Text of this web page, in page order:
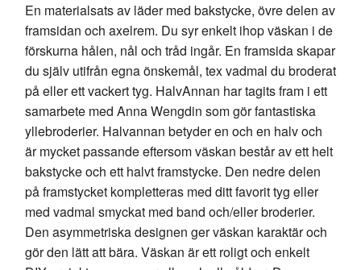
En materialsats av läder med bakstycke, övre delen av
framsidan och axelrem. Du syr enkelt ihop väskan i de
förskurna hålen, nål och tråd ingår. En framsida skapar
du själv utifrån egna önskemål, tex vadmal du broderat
på eller ett vackert tyg. HalvAnnan har tagits fram i ett
samarbete med Anna Wengdin som gör fantastiska
yllebroderier. Halvannan betyder en och en halv och
är mycket passande eftersom väskan består av ett helt
bakstycke och ett halvt framstycke. Den nedre delen
på framstycket kompletteras med ditt favorit tyg eller
med vadmal smyckat med band och/eller broderier.
Den asymmetriska designen ger väskan karaktär och
gör den lätt att bära. Väskan är ett roligt och enkelt